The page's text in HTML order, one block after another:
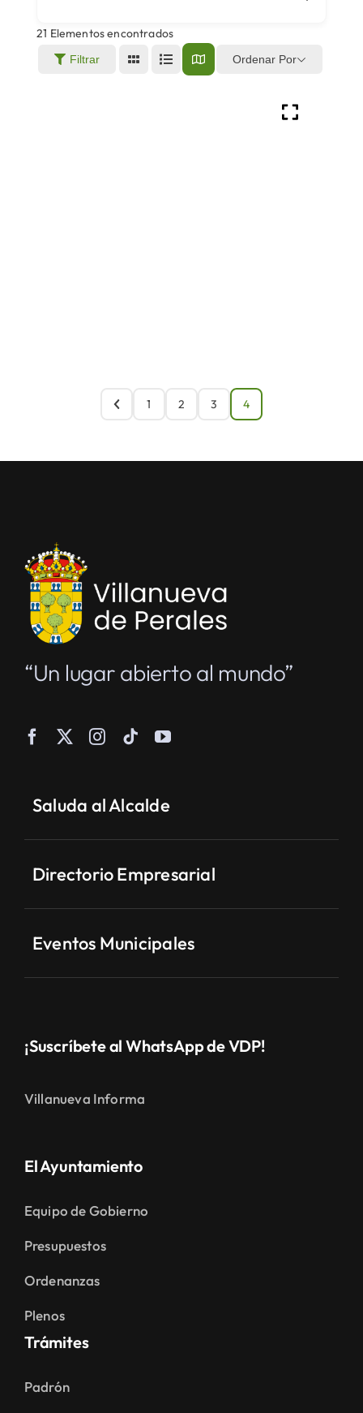
Áreas
21 Elementos encontrados
Filtrar Ordenar Por
1 2 3 4
“Un lugar abierto al mundo”
Saluda al Alcalde
Directorio Empresarial
Eventos Municipales
¡Suscríbete al WhatsApp de VDP!
Villanueva Informa
El Ayuntamiento
Equipo de Gobierno
Presupuestos
Ordenanzas
Plenos
Trámites
Padrón